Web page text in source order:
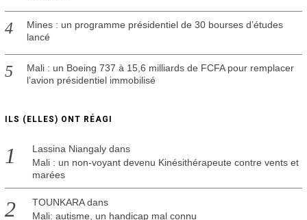
Mines : un programme présidentiel de 30 bourses d’études
lancé
Mali : un Boeing 737 à 15,6 milliards de FCFA pour remplacer
l’avion présidentiel immobilisé
ILS (ELLES) ONT RÉAGI
Lassina Niangalydans
Mali : un non-voyant devenu Kinésithérapeute contre vents et
marées
TOUNKARAdans
Mali: autisme, un handicap mal connu